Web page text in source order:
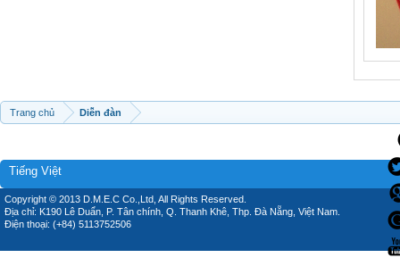
Trang chủ Diễn đàn
Tiếng Việt
Copyright © 2013 D.M.E.C Co.,Ltd, All Rights Reserved.
Địa chỉ: K190 Lê Duẩn, P. Tân chính, Q. Thanh Khê, Thp. Đà Nẵng, Việt Nam.
Điện thoại: (+84) 5113752506